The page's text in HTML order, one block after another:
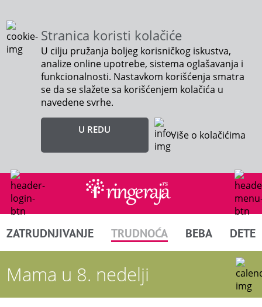
Stranica koristi kolačiće
U cilju pružanja boljeg korisničkog iskustva,
analize online upotrebe, sistema oglašavanja i
funkcionalnosti. Nastavkom korišćenja smatra
se da se slažete sa korišćenjem kolačića u
navedene svrhe.
U REDU Više o kolačićima
ZATRUDNJIVANJE TRUDNOĆA BEBA DETE
Mama u 8. nedelji